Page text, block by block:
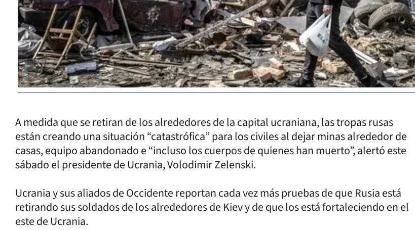
A medida que se retiran de los alrededores de la capital ucraniana, las tropas rusas
están creando una situación “catastrófica” para los civiles al dejar minas alrededor de
casas, equipo abandonado e “incluso los cuerpos de quienes han muerto”, alertó este
sábado el presidente de Ucrania, Volodimir Zelenski.
Ucrania y sus aliados de Occidente reportan cada vez más pruebas de que Rusia está
retirando sus soldados de los alrededores de Kiev y de que los está fortaleciendo en el
este de Ucrania.